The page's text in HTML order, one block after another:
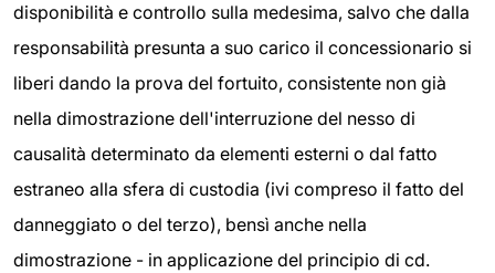
disponibilità e controllo sulla medesima, salvo che dalla
responsabilità presunta a suo carico il concessionario si
liberi dando la prova del fortuito, consistente non già
nella dimostrazione dell'interruzione del nesso di
causalità determinato da elementi esterni o dal fatto
estraneo alla sfera di custodia (ivi compreso il fatto del
danneggiato o del terzo), bensì anche nella
dimostrazione - in applicazione del principio di cd.